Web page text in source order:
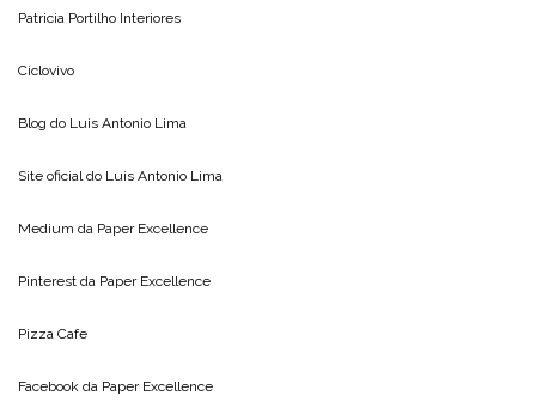
Patricia Portilho Interiores
Ciclovivo
Blog do Luis Antonio Lima
Site oficial do Luis Antonio Lima
Medium da Paper Excellence
Pinterest da Paper Excellence
Pizza Cafe
Facebook da Paper Excellence